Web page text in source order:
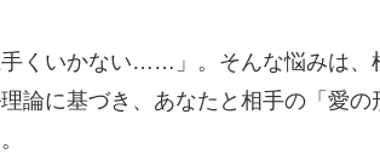
手くいかない……」。そんな悩みは、
論に基づき、あなたと相手の「愛